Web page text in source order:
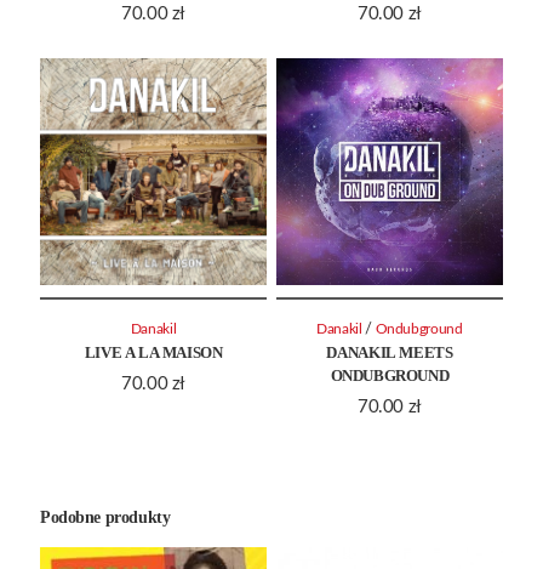
70.00 zł
70.00 zł
LIVE A LA MAISON
70.00 zł
Danakil
DANAKIL MEETS
ONDUBGROUND
70.00 zł
Danakil / Ondubground
Podobne produkty